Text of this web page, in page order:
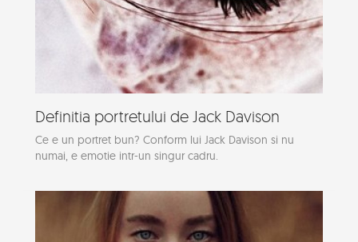
Definitia portretului de Jack Davison
Ce e un portret bun? Conform lui Jack Davison si nu
numai, e emotie intr-un singur cadru.